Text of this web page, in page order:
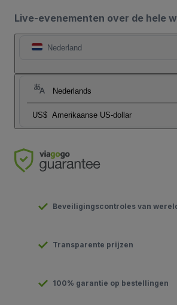
Live-evenementen over de hele
Nederland
Nederlands
US$ Amerikaanse US-dollar
Beveiligingscontroles van
Transparente prijzen
100% garantie op bestellingen